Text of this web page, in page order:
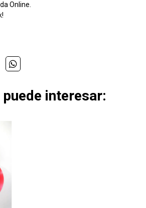
Online.
interesar: